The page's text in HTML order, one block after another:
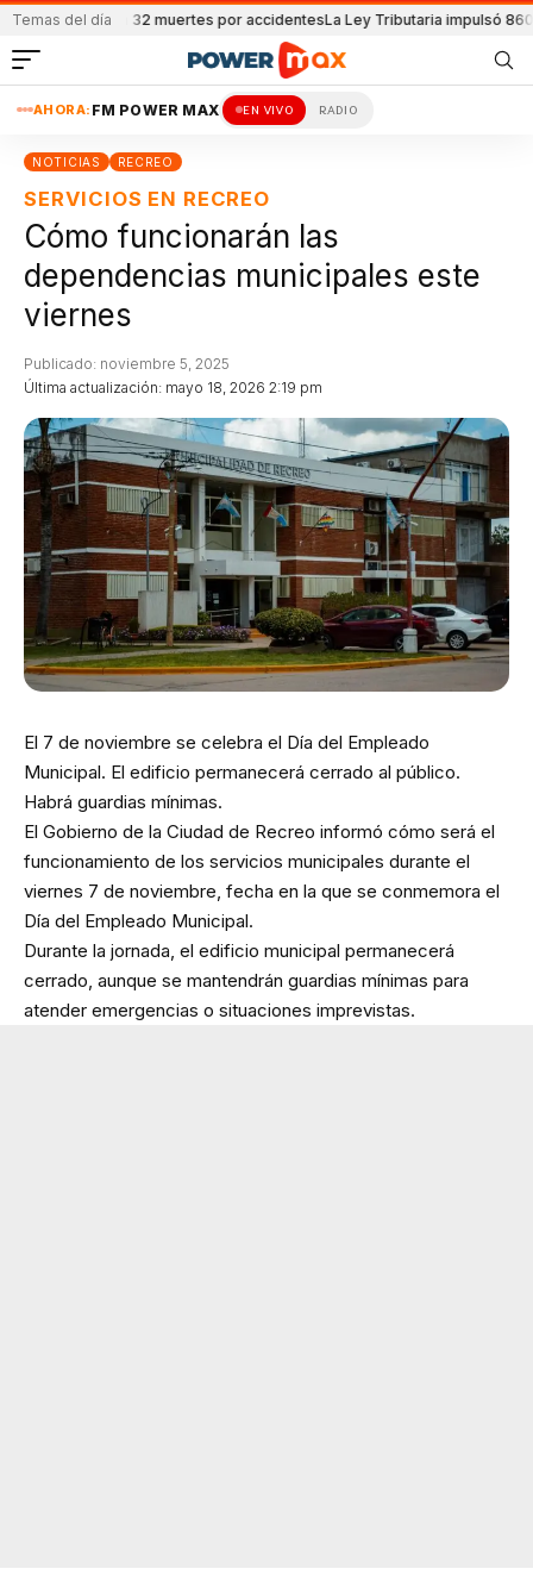
Temas del día32 muertes por accidentesLa Ley Tributaria impulsó 8600
AHORA: FM POWER MAX EN VIVO RADIO
NOTICIAS RECREO
SERVICIOS EN RECREO
Cómo funcionarán las
dependencias municipales este
viernes
Última actualización: mayo 18, 2026 2:19 pm
Publicado: noviembre 5, 2025
El 7 de noviembre se celebra el Día del Empleado
Municipal. El edificio permanecerá cerrado al público.
Habrá guardias mínimas.
El Gobierno de la Ciudad de Recreo informó cómo será el
funcionamiento de los servicios municipales durante el
viernes 7 de noviembre, fecha en la que se conmemora el
Día del Empleado Municipal.
Durante la jornada, el edificio municipal permanecerá
cerrado, aunque se mantendrán guardias mínimas para
atender emergencias o situaciones imprevistas.